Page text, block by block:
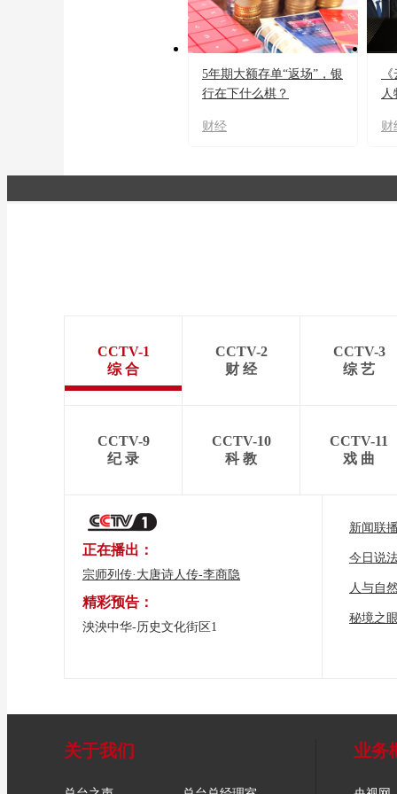
5年期大额存单“返场”，银
行在下什么棋？
财经 财
CCTV-1
综 合
CCTV-2
财 经
CCTV-3
综 艺
CCTV-9
纪 录
CCTV-10
科 教
CCTV-11
戏 曲
正在播出：
宗师列传·大唐诗人传-李商隐
精彩预告：
泱泱中华-历史文化街区1
新闻联
今日说
人与自
秘境之
关于我们 业务